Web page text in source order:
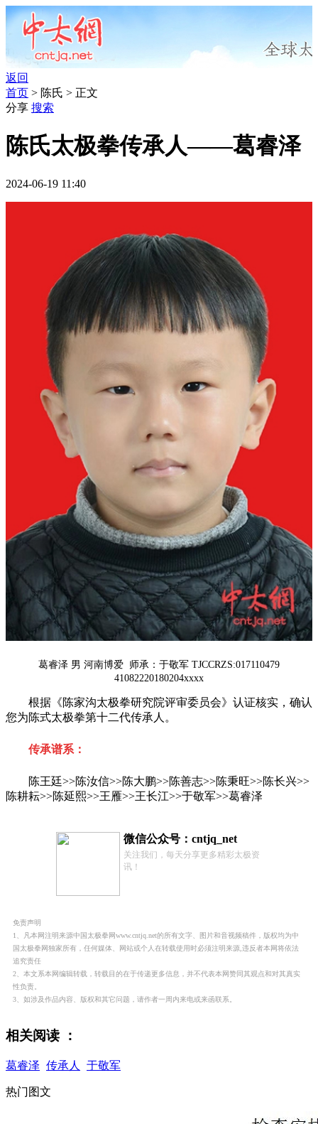
返回
首页 > 陈氏 > 正文
分享 搜索
陈氏太极拳传承人——葛睿泽
2024-06-19 11:40
葛睿泽 男 河南博爱 师承：于敬军 TJCCRZS:017110479
41082220180204xxxx
根据《陈家沟太极拳研究院评审委员会》认证核实，确认
您为陈式太极拳第十二代传承人。
传承谱系：
陈王廷>>陈汝信>>陈大鹏>>陈善志>>陈秉旺>>陈长兴>>
陈耕耘>>陈延熙>>王雁>>王长江>>于敬军>>葛睿泽
微信公众号：cntjq_net
关注我们，每天分享更多精彩太极资
讯！
免责声明
1、凡本网注明来源中国太极拳网www.cntjq.net的所有文字、图片和音视频稿件，版权均为中
国太极拳网独家所有，任何媒体、网站或个人在转载使用时必须注明来源,违反者本网将依法
追究责任
2、本文系本网编辑转载，转载目的在于传递更多信息，并不代表本网赞同其观点和对其真实
性负责。
3、如涉及作品内容、版权和其它问题，请作者一周内来电或来函联系。
相关阅读 ：
葛睿泽 传承人 于敬军
热门图文